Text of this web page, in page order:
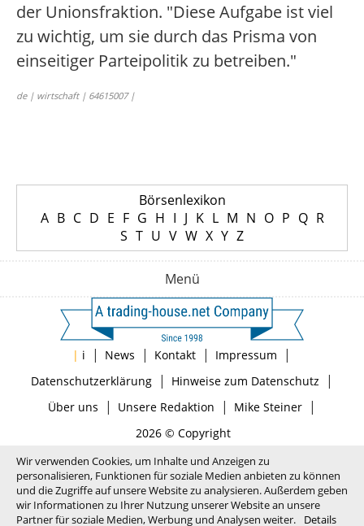
der Unionsfraktion. "Diese Aufgabe ist viel
zu wichtig, um sie durch das Prisma von
einseitiger Parteipolitik zu betreiben."
de | wirtschaft | 64615007 |
Börsenlexikon
A B C D E F G H I J K L M N O P Q R
S T U V W X Y Z
Menü
| i | News | Kontakt | Impressum |
Datenschutzerklärung| Hinweise zum Datenschutz |
Über uns | Unsere Redaktion | Mike Steiner|
2026 © Copyright
Wir verwenden Cookies, um Inhalte und Anzeigen zu
personalisieren, Funktionen für soziale Medien anbieten zu können
und die Zugriffe auf unsere Website zu analysieren. Außerdem geben
wir Informationen zu Ihrer Nutzung unserer Website an unsere
Partner für soziale Medien, Werbung und Analysen weiter.
Details